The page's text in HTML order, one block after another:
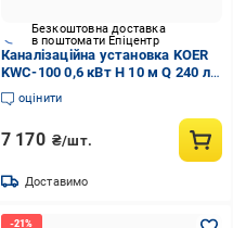
Безкоштовна доставка
в поштомати Епіцентр
Каналізаційна установка KOER
KWC-100 0,6 кВт H 10 м Q 240 л/
хв (OL-KP2927)
оцінити
7 170 ₴/шт.
Доставимо